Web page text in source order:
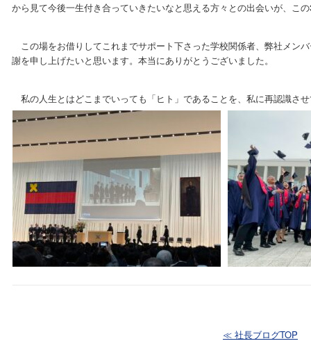
から見て今後一生付き合っていきたいなと思える方々との出会いが、こ
この場をお借りしてこれまでサポート下さった学校関係者、弊社メン
謝を申し上げたいと思います。本当にありがとうございました。
私の人生とはどこまでいっても「ヒト」であることを、私に再認識さ
≪ 社長ブログTOP